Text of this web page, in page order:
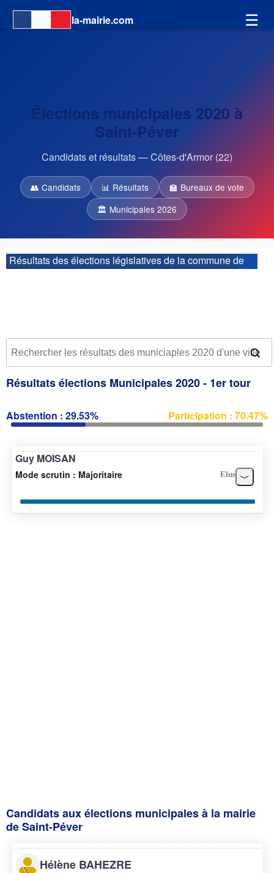
la-mairie.com ☰
Élections municipales 2020 à
Saint-Péver
Candidats et résultats — Côtes-d'Armor (22)
👥 Candidats 📊 Résultats
🏫 Bureaux de vote
🏛 Municipales 2026
Résultats des élections législatives de la commune de
Saint-Péver :| 4ème circonscription
Résultats élections Municipales 2020 - 1er tour
Abstention : 29.53% Participation : 70.47%
Guy MOISAN
Mode scrutin : Majoritaire Elus
Candidats aux élections municipales à la mairie
de Saint-Péver
Hélène BAHEZRE